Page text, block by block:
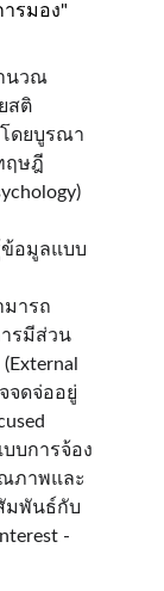
ารมอง"
นวณ
สติ
โดยบูรณา
ฤษฎี
ข้อมูลแบบ
มารถ
รมีส่วน
จดจ่ออยู่
บการจ้อง
ณภาพและ
มพันธ์กับ
-